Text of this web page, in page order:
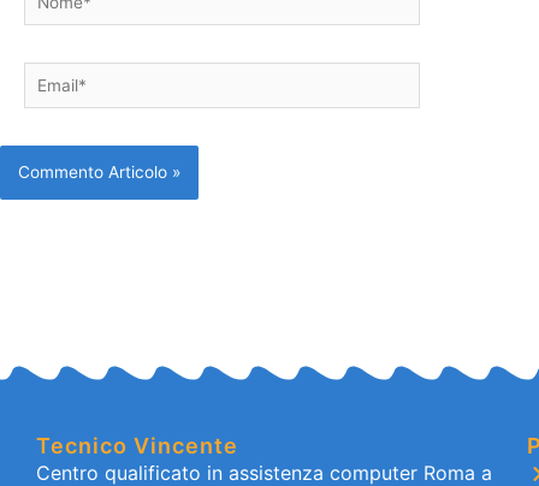
Email*
Tecnico Vincente
Centro qualificato in assistenza computer Roma a